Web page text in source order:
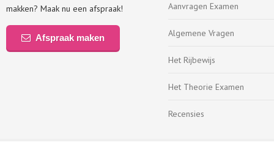
makken? Maak nu een afspraak!
Afspraak maken
Aanvragen Examen
Algemene Vragen
Het Rijbewijs
Het Theorie Examen
Recensies